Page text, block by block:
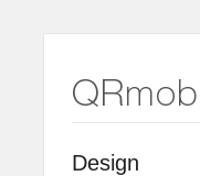
Design